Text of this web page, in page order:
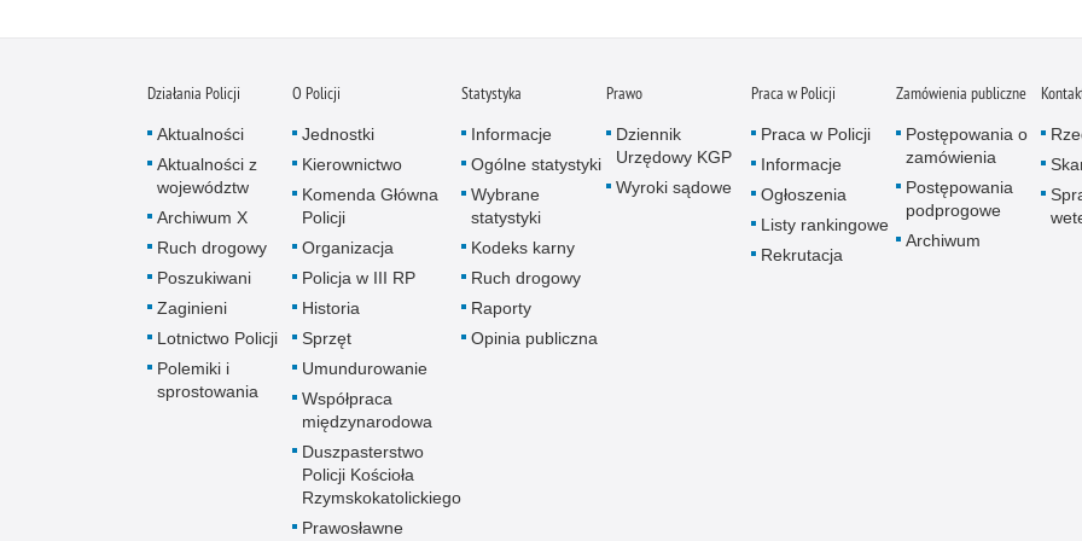
Działania Policji
Aktualności
Aktualności z
województw
Archiwum X
Ruch drogowy
Poszukiwani
Zaginieni
Lotnictwo Policji
Polemiki i
sprostowania
O Policji
Jednostki
Kierownictwo
Komenda Główna
Policji
Organizacja
Policja w III RP
Historia
Sprzęt
Umundurowanie
Współpraca
międzynarodowa
Duszpasterstwo
Policji Kościoła
Rzymskokatolickiego
Prawosławne
Statystyka
Informacje
Ogólne statystyki
Wybrane
statystyki
Kodeks karny
Ruch drogowy
Raporty
Opinia publiczna
Prawo
Dziennik
Urzędowy KGP
Wyroki sądowe
Praca w Policji
Praca w Policji
Informacje
Ogłoszenia
Listy rankingowe
Rekrutacja
Zamówienia publiczne
Postępowania o
zamówienia
Postępowania
podprogowe
Archiwum